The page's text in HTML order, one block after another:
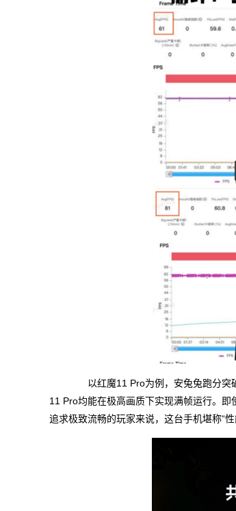
以红魔11 Pro为例，安兔兔跑分突
11 Pro均能在极高画质下实现满帧运行。
追求极致流畅的玩家来说，这台手机堪称“性